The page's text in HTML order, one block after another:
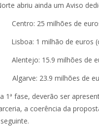
abriu ainda um Aviso
25 milhões de euros
1 milhão de euros
15.9 milhões de
23.9 milhões de
1ª fase, deverão ser
a coerência da